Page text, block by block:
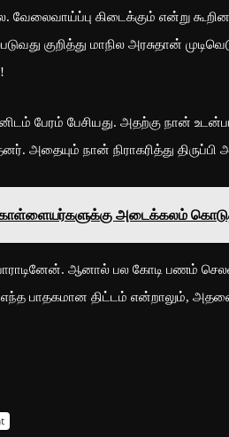
கிடைக்கும் என்று
குறித்து மாநில அரசுதான்
பேரம் பேசியது. அதற்கு நான்
அதையும் நான் நிராகரித்து திருப்பி
அடைக்கலம்
ஆனால் பல கோடி பணம்
எந்த பாதகமான திட்டம் என்றாலும்,